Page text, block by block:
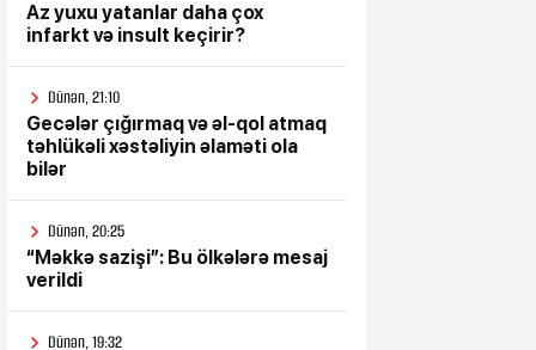
Az yuxu yatanlar daha çox
infarkt və insult keçirir?
Dünən, 21:10
Gecələr çığırmaq və əl-qol atmaq
təhlükəli xəstəliyin əlaməti ola
bilər
Dünən, 20:25
“Məkkə sazişi”: Bu ölkələrə mesaj
verildi
Dünən, 19:32